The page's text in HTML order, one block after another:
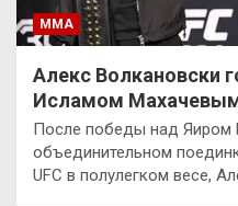
ММА
Алекс Волкановски
Исламом
После победы над Яиром
объединительном
UFC в полулегком весе,